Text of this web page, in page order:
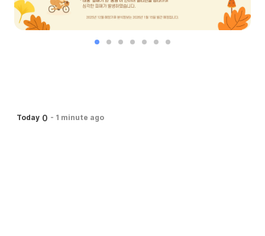
Today 0 - 1 minute ago